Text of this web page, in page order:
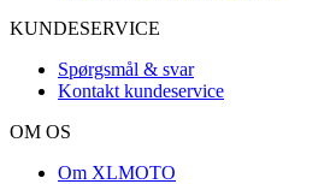
KUNDESERVICE
Spørgsmål & svar
Kontakt kundeservice
OM OS
Om XLMOTO